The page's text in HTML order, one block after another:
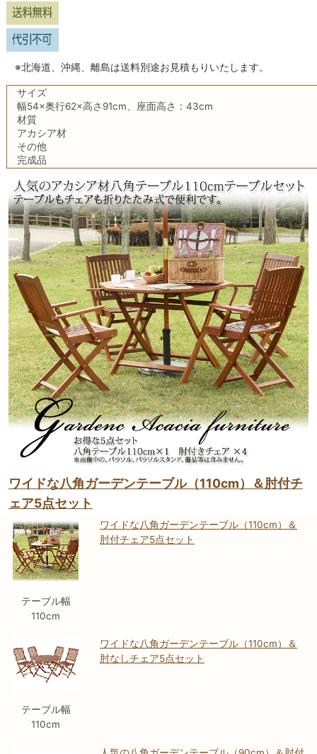
※北海道、沖縄、離島は送料別途お見積もりいたします。
サイズ
幅54×奥行62×高さ91cm、座面高さ：43cm
材質
アカシア材
その他
完成品
ワイドな八角ガーデンテーブル（110cm）＆肘付チ
ェア5点セット
テーブル幅
110cm
ワイドな八角ガーデンテーブル（110cm）＆
肘付チェア5点セット
テーブル幅
110cm
ワイドな八角ガーデンテーブル（110cm）＆
肘なしチェア5点セット